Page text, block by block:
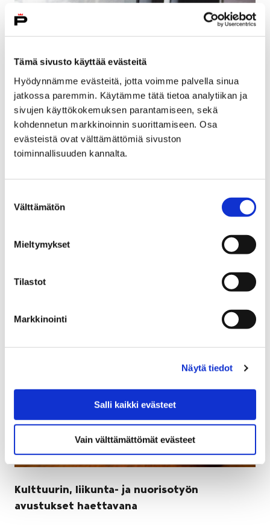
Tämä sivusto käyttää evästeitä
Hyödynnämme evästeitä, jotta voimme palvella sinua
jatkossa paremmin. Käytämme tätä tietoa analytiikan ja
sivujen käyttökokemuksen parantamiseen, sekä
kohdennetun markkinoinnin suorittamiseen. Osa
evästeistä ovat välttämättömiä sivuston
toiminnallisuuden kannalta.
valinta
Välttämätön
Mieltymykset
Tilastot
Markkinointi
Näytä tiedot
Salli kaikki evästeet
Vain välttämättömät evästeet
Autotehtaalle palkataan 1000 lisää –
Uudenkaupungin autotehdas eli Valmet Automotive
palkkaa tämän vuoden aikana 1000 uutta työntekijää.
Autotehtaalle järjestetään tutustuminen Porista 13.
Kulttuurin, liikunta- ja nuorisotyön
avustukset haettavana